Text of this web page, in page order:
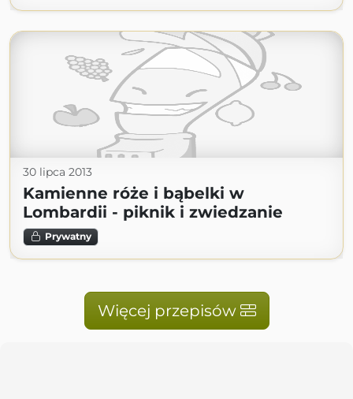
30 lipca 2013
Kamienne róże i bąbelki w
Lombardii - piknik i zwiedzanie
Prywatny
Więcej przepisów